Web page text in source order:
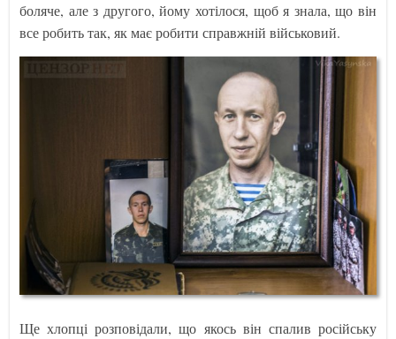
боляче, але з другого, йому хотілося, щоб я знала, що він
все робить так, як має робити справжній військовий.
Ще хлопці розповідали, що якось він спалив російську